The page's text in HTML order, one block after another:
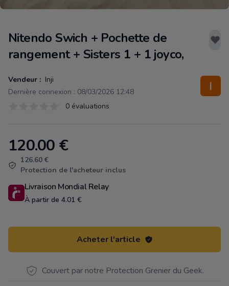
Nitendo Swich + Pochette de
rangement + Sisters 1 + 1 joyco,
Vendeur : Inji
Dernière connexion : 08/03/2026 12:48
0 évaluations
Product information
120.00 €
126.60 €
Protection de l'acheteur inclus
Livraison Mondial Relay
À partir de 4.01 €
Acheter l'article
Couvert par notre Protection Grenier du Geek.